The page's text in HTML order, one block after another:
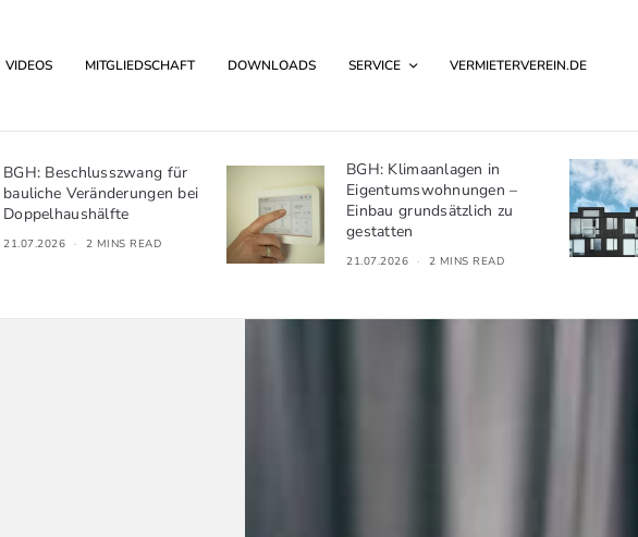
VIDEOS MITGLIEDSCHAFT DOWNLOADS SERVICE VERMIETERVEREIN.DE
BGH: Klimaanlagen in
Eigentumswohnungen –
Einbau grundsätzlich zu
Kündigung wegen Störung
des Hausfriedens: Angabe
der Pflichtverletzung
01.07.2026